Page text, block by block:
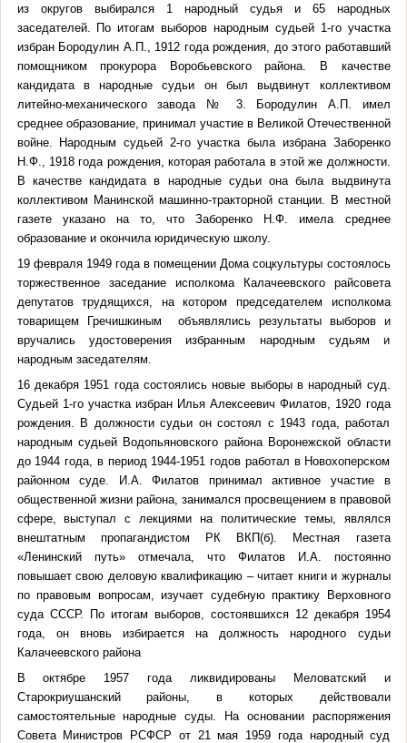
из округов выбирался 1 народный судья и 65 народных
заседателей. По итогам выборов народным судьей 1-го участка
избран Бородулин А.П., 1912 года рождения, до этого работавший
помощником прокурора Воробьевского района. В качестве
кандидата в народные судьи он был выдвинут коллективом
литейно-механического завода № 3. Бородулин А.П. имел
среднее образование, принимал участие в Великой Отечественной
войне.
Народным судьей 2-го участка была избрана Заборенко
Н.Ф., 1918 года рождения, которая работала в этой же должности.
В качестве кандидата в народные судьи она была выдвинута
коллективом Манинской машинно-тракторной станции. В местной
газете указано на то, что Заборенко Н.Ф. имела среднее
образование и окончила юридическую школу.
19 февраля 1949 года в помещении Дома соцкультуры состоялось
торжественное заседание исполкома Калачеевского райсовета
депутатов трудящихся, на котором председателем исполкома
товарищем Гречишкиным объявлялись результаты выборов и
вручались удостоверения избранным народным судьям и
народным заседателям.
16 декабря 1951 года состоялись новые выборы в народный суд.
Судьей 1-го участка избран Илья Алексеевич Филатов, 1920 года
рождения. В должности судьи он состоял с 1943 года, работал
народным судьей Водопьяновского района Воронежской области
до 1944 года, в период 1944-1951 годов работал в Новохоперском
районном суде. И.А. Филатов принимал активное участие в
общественной жизни района, занимался просвещением в правовой
сфере, выступал с лекциями на политические темы, являлся
внештатным пропагандистом РК ВКП(б). Местная газета
«Ленинский путь» отмечала, что Филатов И.А. постоянно
повышает свою деловую квалификацию – читает книги и журналы
по правовым вопросам, изучает судебную практику Верховного
суда СССР. По итогам выборов, состоявшихся 12 декабря 1954
года, он вновь избирается на должность народного судьи
Калачеевского района
В октябре 1957 года ликвидированы Меловатский и
Старокриушанский районы, в которых действовали
самостоятельные народные суды. На основании распоряжения
Совета Министров РСФСР от 21 мая 1959 года народный суд